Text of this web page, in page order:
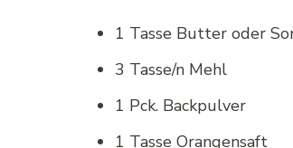
1 Tasse Butter oder
3 Tasse/n Mehl
1 Pck. Backpulver
1 Tasse Orangensaft